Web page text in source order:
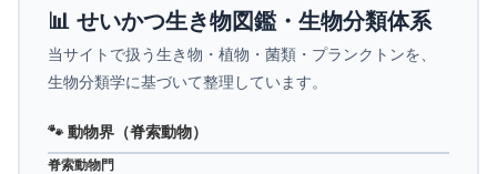
📊 せいかつ生き物図鑑・生物分類体系
当サイトで扱う生き物・植物・菌類・プランクトンを、
生物分類学に基づいて整理しています。
🐾 動物界（脊索動物）
脊索動物門